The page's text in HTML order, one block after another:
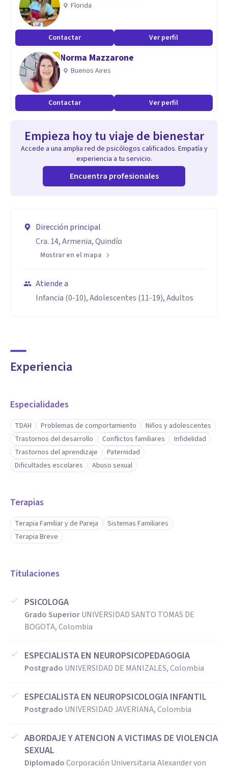
Florida
Contactar Ver perfil
Norma Mazzarone
Buenos Aires
Contactar Ver perfil
Empieza hoy tu viaje de bienestar
Accede a una amplia red de psicólogos calificados. Empatía y
experiencia a tu servicio.
Encuentra profesionales
Dirección principal
Cra. 14, Armenia, Quindío
Mostrar en el mapa
Atiende a
Infancia (0-10), Adolescentes (11-19), Adultos
Experiencia
Especialidades
TDAH Problemas de comportamiento
Niños y adolescentes
Trastornos del desarrollo
Conflictos familiares
Infidelidad
Trastornos del aprendizaje
Paternidad
Dificultades escolares
Abuso sexual
Terapias
Terapia Familiar y de Pareja
Sistemas Familiares
Terapia Breve
Titulaciones
PSICOLOGA
Grado SuperiorUNIVERSIDAD SANTO TOMAS DE
BOGOTA, Colombia
ESPECIALISTA EN NEUROPSICOPEDAGOGIA
Postgrado UNIVERSIDAD DE MANIZALES, Colombia
ESPECIALISTA EN NEUROPSICOLOGIA INFANTIL
Postgrado UNIVERSIDAD JAVERIANA, Colombia
ABORDAJE Y ATENCION A VICTIMAS DE VIOLENCIA
SEXUAL
DiplomadoCorporación Universitaria Alexander von